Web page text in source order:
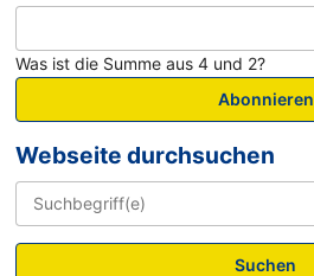
Was ist die Summe aus 4 und 2?
Abonnieren
Webseite durchsuchen
Suchen